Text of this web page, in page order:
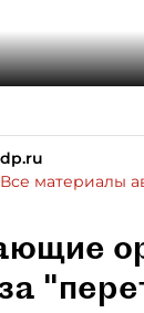
dp.ru
Все материалы